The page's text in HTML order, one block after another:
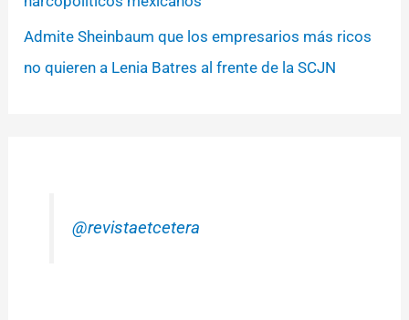
Admite Sheinbaum que los empresarios más ricos
no quieren a Lenia Batres al frente de la SCJN
@revistaetcetera